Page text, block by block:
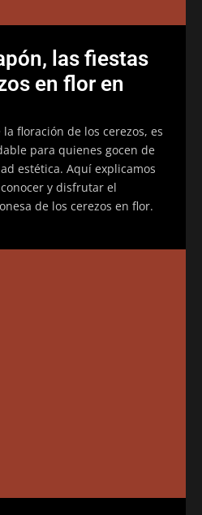
las fiestas
en flor en
floración de los cerezos, es
para quienes gocen de
estética. Aquí explicamos
y disfrutar el
de los cerezos en flor.